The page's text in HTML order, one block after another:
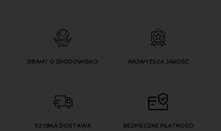
DBAMY O ŚRODOWISKO NAJWYŻSZA JAKOŚĆ
SZYBKA DOSTAWA BEZPIECZNE PŁATNOŚCI